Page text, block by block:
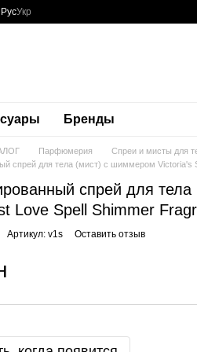
РусУкр
Бренды
Парфюмерия
Спреи и мисты для
спрей для тела (мист) с шиммером Victoria's
спрей для
Love Spell Shimmer
Артикул: v1s Оставить отзыв